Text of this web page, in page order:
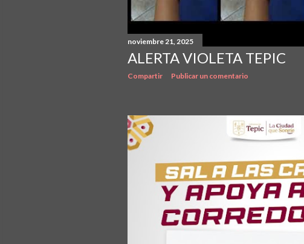
noviembre 21, 2025
ALERTA VIOLETA TEPIC
Compartir Publicar un comentario